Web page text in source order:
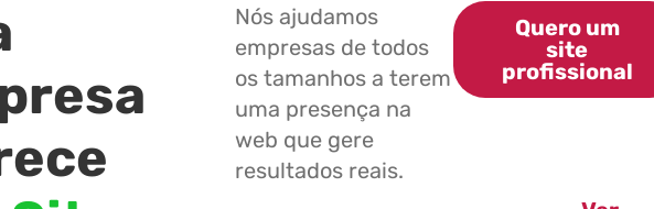
Nós ajudamos
empresas de todos
os tamanhos a terem
uma presença na
web que gere
resultados reais.
Quero um
site
profissional